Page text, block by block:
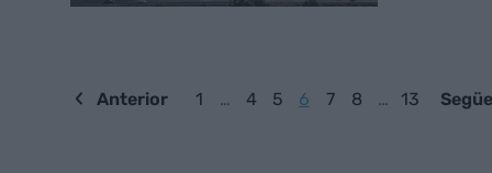
Anterior 1 … 4 5 6 7 8 … 13